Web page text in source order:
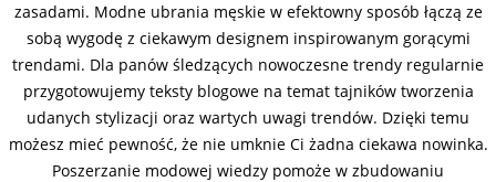
zasadami. Modne ubrania męskie w efektowny sposób łączą ze
sobą wygodę z ciekawym designem inspirowanym gorącymi
trendami. Dla panów śledzących nowoczesne trendy regularnie
przygotowujemy teksty blogowe na temat tajników tworzenia
udanych stylizacji oraz wartych uwagi trendów. Dzięki temu
możesz mieć pewność, że nie umknie Ci żadna ciekawa nowinka.
Poszerzanie modowej wiedzy pomoże w zbudowaniu